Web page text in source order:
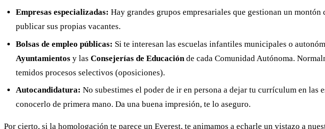
Empresas especializadas: Hay grandes grupos empresariales que gestionan un
publicar sus propias vacantes.
Bolsas de empleo públicas: Si te interesan las escuelas infantiles municipales o
Ayuntamientos y las Consejerías de Educación de cada Comunidad Autónoma.
temidos procesos selectivos (oposiciones).
Autocandidatura: No subestimes el poder de ir en persona a dejar tu currículum en las
conocerlo de primera mano. Da una buena impresión, te lo aseguro.
Por cierto, si la homologación te parece un Everest, te animamos a echarle un vistazo a